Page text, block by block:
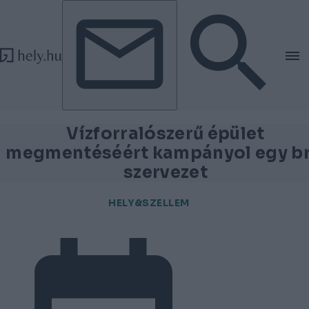
Tovább a tartalomhoz
Tovább a lábléchez
Vízforralószerű épület
megmentéséért kampányol egy
szervezet
HELY&SZELLEM